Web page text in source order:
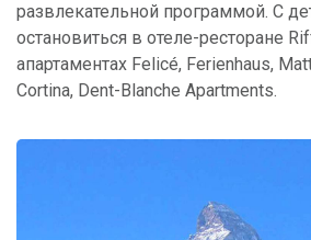
развлекательной программой. С
остановиться в отеле-ресторане
апартаментах Felicé, Ferienhaus,
Cortina, Dent-Blanche Apartments.